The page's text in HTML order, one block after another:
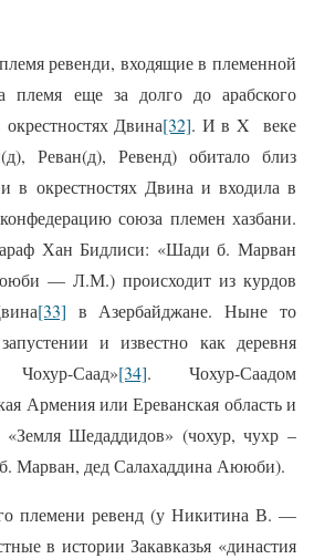
ревенди, входящие в племенной
племя еще за долго до арабского
окрестностях Двина[32]. И в X
веке
Реван(д), Ревенд) обитало близ
в окрестностях Двина и входила в
конфедерацию союза племен хазбани.
Хан Бидлиси: «Шади б. Марван
— Л.М.) происходит из курдов
[33] в Азербайджане. Ныне то
и известно как деревня
Саад»[34]. Чохур-Саадом
Армения или Ереванская область и
«Земля Шедаддидов» (чохур, чухр –
Марван, дед Салахаддина Аююби).
племени ревенд (у Никитина В. —
в истории Закавказья «династия